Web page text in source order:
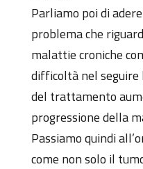
Parliamo poi di
problema che
malattie croniche
difficoltà nel seguire
del trattamento
progressione della
Passiamo quindi
come non solo il